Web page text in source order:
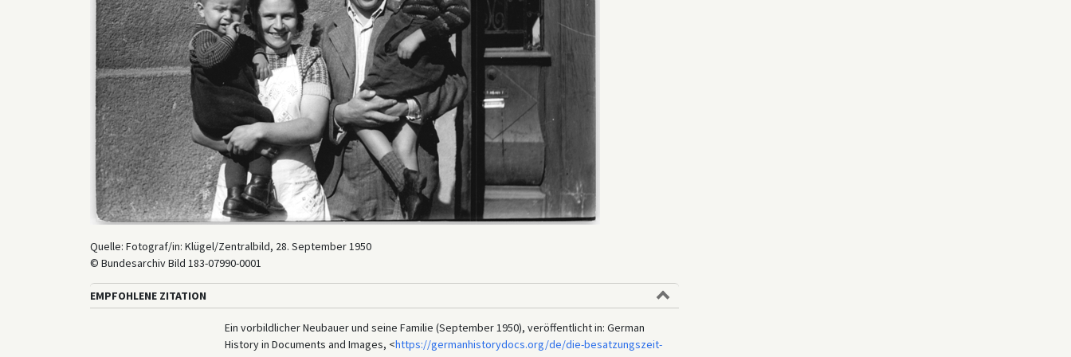
Quelle: Fotograf/in: Klügel/Zentralbild, 28. September 1950
© Bundesarchiv Bild 183-07990-0001
EMPFOHLENE ZITATION
Ein vorbildlicher Neubauer und seine Familie (September 1950), veröffentlicht in: German
History in Documents and Images, <https://germanhistorydocs.org/de/die-besatzungszeit-